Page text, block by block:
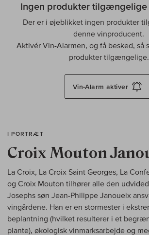
Ingen produkter
Der er i øjeblikket ingen produkter
denne vinproducent.
Aktivér Vin-Alarmen, og få besked, så
produkter tilgængelige.
Vin-Alarm aktiver
I PORTRÆT
Croix Mouton
La Croix, La Croix Saint Georges, La
og Croix Mouton tilhører alle den
Josephs søn Jean-Philippe Janoueix
vingårdene. Han er en stormester i
beplantning (hvilket resulterer i et
plante), økologisk vinmarksarbejde og